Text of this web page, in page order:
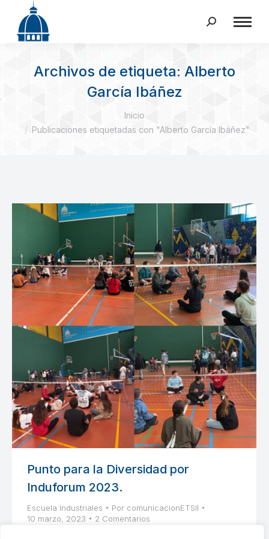
Buscar:
Archivos de etiqueta: Alberto
García Ibáñez
Inicio
Publicaciones etiquetadas con "Alberto García Ibáñez"
Punto para la Diversidad por
Induforum 2023.
Escuela Industriales Por comunicacionETSII
10 marzo, 2023
2 Comentarios